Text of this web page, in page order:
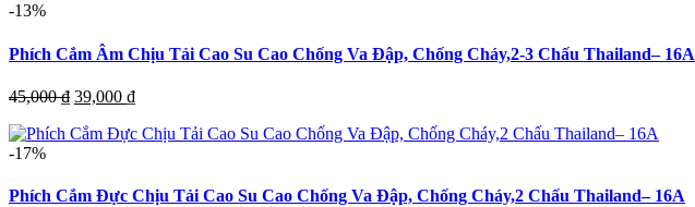
-13%
Phích Cắm Âm Chịu Tải Cao Su Cao Chống Va Đập, Chống Cháy,2-3 Chấu Thailand– 16A
45,000₫ Giá
là:
39,000 ₫Giá
tại
-17%
Phích Cắm Đực Chịu Tải Cao Su Cao Chống Va Đập, Chống Cháy,2 Chấu Thailand– 16A